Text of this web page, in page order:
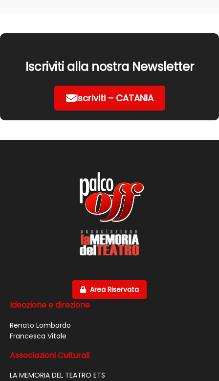
Iscriviti alla nostra Newsletter
Iscriviti – CATANIA
Area Riservata
Ideazione e direzione
Renato Lombardo
Francesca Vitale
Associazioni Culturali
LA MEMORIA DEL TEATRO ETS